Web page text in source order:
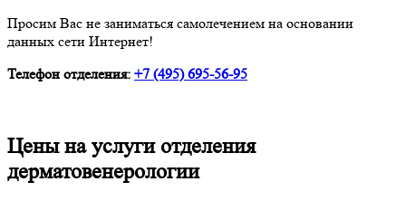
Просим Вас не заниматься самолечением на основании
данных сети Интернет!
Телефон отделения: +7 (495) 695-56-95
Цены на услуги отделения
дерматовенерологии